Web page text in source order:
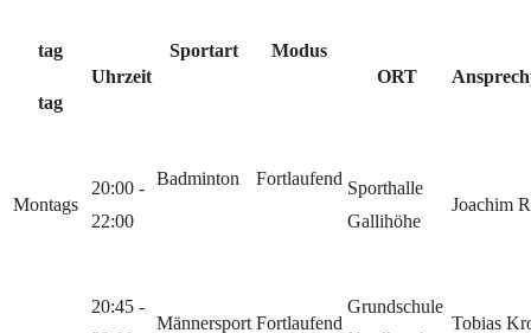
tag
tag
Uhrzeit
Sportart
Modus
ORT
Montags
20:00 -
22:00
Badminton Fortlaufend Sporthalle
Gallihöhe
Joachim
20:45 -
Männersport Fortlaufend
Grundschule
Tobias